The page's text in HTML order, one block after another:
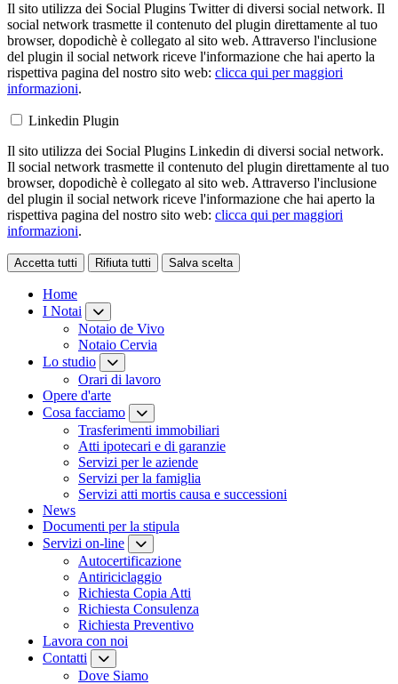
Il sito utilizza dei Social Plugins Twitter di diversi social network. Il
social network trasmette il contenuto del plugin direttamente al tuo
browser, dopodichè è collegato al sito web. Attraverso l'inclusione
del plugin il social network riceve l'informazione che hai aperto la
rispettiva pagina del nostro sito web: clicca qui per maggiori
informazioni.
Linkedin Plugin
Il sito utilizza dei Social Plugins Linkedin di diversi social network.
Il social network trasmette il contenuto del plugin direttamente al tuo
browser, dopodichè è collegato al sito web. Attraverso l'inclusione
del plugin il social network riceve l'informazione che hai aperto la
rispettiva pagina del nostro sito web: clicca qui per maggiori
informazioni.
Accetta tutti Rifiuta tutti Salva scelta
Home
I Notai
Notaio de Vivo
Notaio Cervia
Lo studio
Orari di lavoro
Opere d'arte
Cosa facciamo
Trasferimenti immobiliari
Atti ipotecari e di garanzie
Servizi per le aziende
Servizi per la famiglia
Servizi atti mortis causa e successioni
News
Documenti per la stipula
Servizi on-line
Autocertificazione
Antiriciclaggio
Richiesta Copia Atti
Richiesta Consulenza
Richiesta Preventivo
Lavora con noi
Contatti
Dove Siamo